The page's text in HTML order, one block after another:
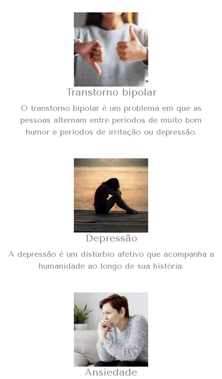
Transtorno bipolar
O transtorno bipolar é um problema em que as
pessoas alternam entre períodos de muito bom
humor e períodos de irritação ou depressão.
Depressão
A depressão é um distúrbio afetivo que acompanha a
humanidade ao longo de sua história.
Ansiedade